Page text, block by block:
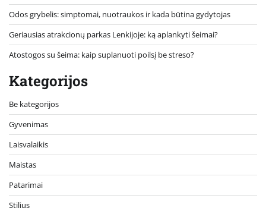
Odos grybelis: simptomai, nuotraukos ir kada būtina gydytojas
Geriausias atrakcionų parkas Lenkijoje: ką aplankyti šeimai?
Atostogos su šeima: kaip suplanuoti poilsį be streso?
Kategorijos
Be kategorijos
Gyvenimas
Laisvalaikis
Maistas
Patarimai
Stilius